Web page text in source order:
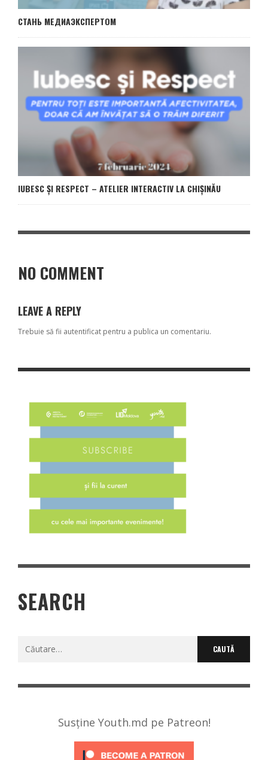
CТАНЬ МЕДИАЭКСПЕРТОМ
IUBESC ȘI RESPECT – ATELIER INTERACTIV LA CHIȘINĂU
NO COMMENT
LEAVE A REPLY
Trebuie să fii autentificat pentru a publica un comentariu.
SEARCH
Susține Youth.md pe Patreon!